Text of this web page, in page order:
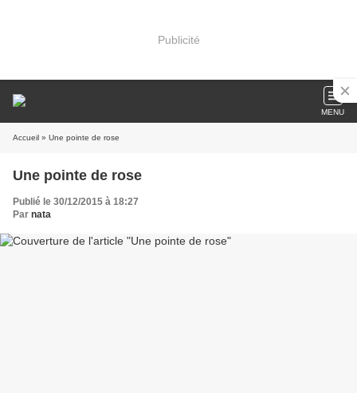
Publicité
MENU
Accueil » Une pointe de rose
Une pointe de rose
Publié le 30/12/2015 à 18:27
Par nata